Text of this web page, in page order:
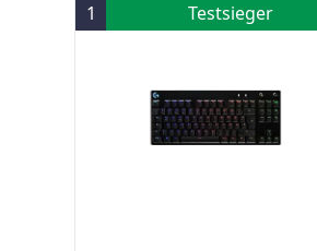
1 Testsieger